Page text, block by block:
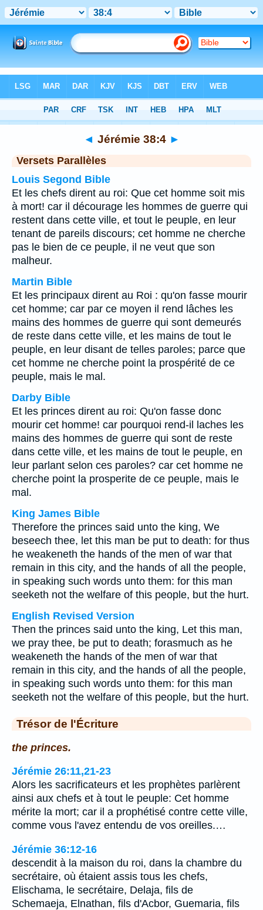
Chapitre 38 > Verset 4
◄ Jérémie 38:4 ►
Versets Parallèles
Louis Segond Bible
Et les chefs dirent au roi: Que cet homme soit mis
à mort! car il décourage les hommes de guerre qui
restent dans cette ville, et tout le peuple, en leur
tenant de pareils discours; cet homme ne cherche
pas le bien de ce peuple, il ne veut que son
malheur.
Martin Bible
Et les principaux dirent au Roi : qu'on fasse mourir
cet homme; car par ce moyen il rend lâches les
mains des hommes de guerre qui sont demeurés
de reste dans cette ville, et les mains de tout le
peuple, en leur disant de telles paroles; parce que
cet homme ne cherche point la prospérité de ce
peuple, mais le mal.
Darby Bible
Et les princes dirent au roi: Qu'on fasse donc
mourir cet homme! car pourquoi rend-il laches les
mains des hommes de guerre qui sont de reste
dans cette ville, et les mains de tout le peuple, en
leur parlant selon ces paroles? car cet homme ne
cherche point la prosperite de ce peuple, mais le
mal.
King James Bible
Therefore the princes said unto the king, We
beseech thee, let this man be put to death: for thus
he weakeneth the hands of the men of war that
remain in this city, and the hands of all the people,
in speaking such words unto them: for this man
seeketh not the welfare of this people, but the hurt.
English Revised Version
Then the princes said unto the king, Let this man,
we pray thee, be put to death; forasmuch as he
weakeneth the hands of the men of war that
remain in this city, and the hands of all the people,
in speaking such words unto them: for this man
seeketh not the welfare of this people, but the hurt.
Trésor de l'Écriture
the princes.
Jérémie 26:11,21-23
Alors les sacrificateurs et les prophètes parlèrent
ainsi aux chefs et à tout le peuple: Cet homme
mérite la mort; car il a prophétisé contre cette ville,
comme vous l'avez entendu de vos oreilles.…
Jérémie 36:12-16
descendit à la maison du roi, dans la chambre du
secrétaire, où étaient assis tous les chefs,
Elischama, le secrétaire, Delaja, fils de
Schemaeja, Elnathan, fils d'Acbor, Guemaria, fils